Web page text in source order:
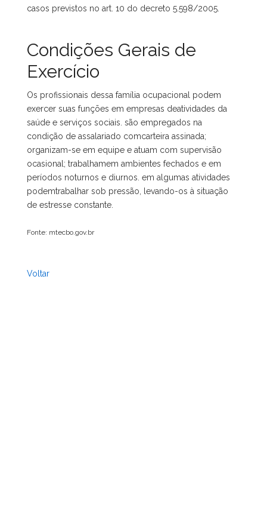
casos previstos no art. 10 do decreto 5.598/2005.
Condições Gerais de
Exercício
Os profissionais dessa família ocupacional podem
exercer suas funções em empresas deatividades da
saúde e serviços sociais. são empregados na
condição de assalariado comcarteira assinada;
organizam-se em equipe e atuam com supervisão
ocasional; trabalhamem ambientes fechados e em
períodos noturnos e diurnos. em algumas atividades
podemtrabalhar sob pressão, levando-os à situação
de estresse constante.
Fonte: mtecbo.gov.br
Voltar